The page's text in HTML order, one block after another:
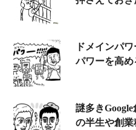
ドメインパ
パワーを高め
謎多き
の半生や創業